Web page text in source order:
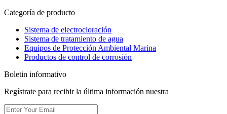
Categoría de producto
Sistema de electrocloración
Sistema de tratamiento de agua
Equipos de Protección Ambiental Marina
Productos de control de corrosión
Boletin informativo
Regístrate para recibir la última información nuestra